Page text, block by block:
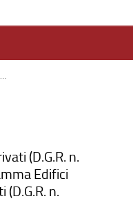
Allegato 7_DGR 720-14_Modulo Saldo & Congruità.docx
(D.G.R. n.
Edifici
n.